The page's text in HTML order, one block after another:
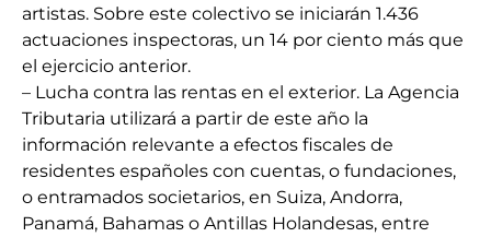
artistas. Sobre este colectivo se iniciarán 1.436
actuaciones inspectoras, un 14 por ciento más que
el ejercicio anterior.
– Lucha contra las rentas en el exterior. La Agencia
Tributaria utilizará a partir de este año la
información relevante a efectos fiscales de
residentes españoles con cuentas, o fundaciones,
o entramados societarios, en Suiza, Andorra,
Panamá, Bahamas o Antillas Holandesas, entre